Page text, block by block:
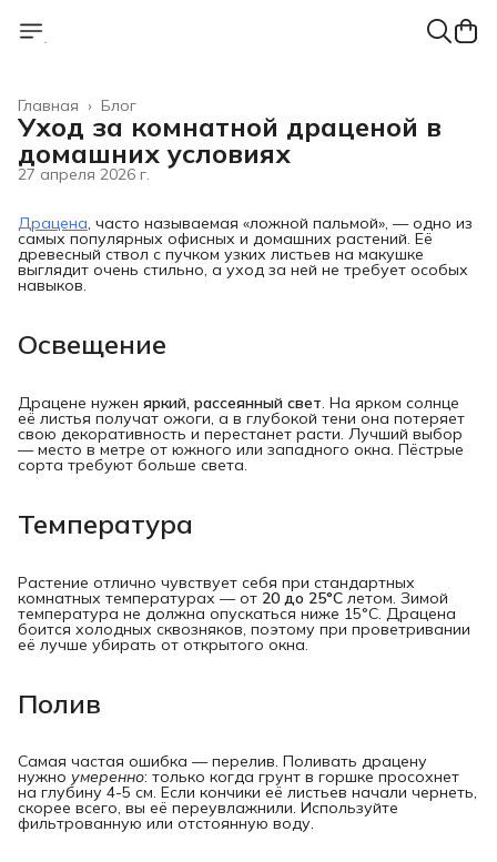
Блог
Главная ›
Уход за комнатной драценой в
домашних условиях
27 апреля 2026 г.
Драцена, часто называемая «ложной пальмой», — одно из
самых популярных офисных и домашних растений. Её
древесный ствол с пучком узких листьев на макушке
выглядит очень стильно, а уход за ней не требует особых
навыков.
Освещение
Драцене нужен яркий, рассеянный свет. На ярком солнце
её листья получат ожоги, а в глубокой тени она потеряет
свою декоративность и перестанет расти. Лучший выбор
— место в метре от южного или западного окна. Пёстрые
сорта требуют больше света.
Температура
Растение отлично чувствует себя при стандартных
комнатных температурах — от 20 до 25°C летом. Зимой
температура не должна опускаться ниже 15°C. Драцена
боится холодных сквозняков, поэтому при проветривании
её лучше убирать от открытого окна.
Полив
Самая частая ошибка — перелив. Поливать драцену
нужно умеренно: только когда грунт в горшке просохнет
на глубину 4-5 см. Если кончики её листьев начали чернеть,
скорее всего, вы её переувлажнили. Используйте
фильтрованную или отстоянную воду.